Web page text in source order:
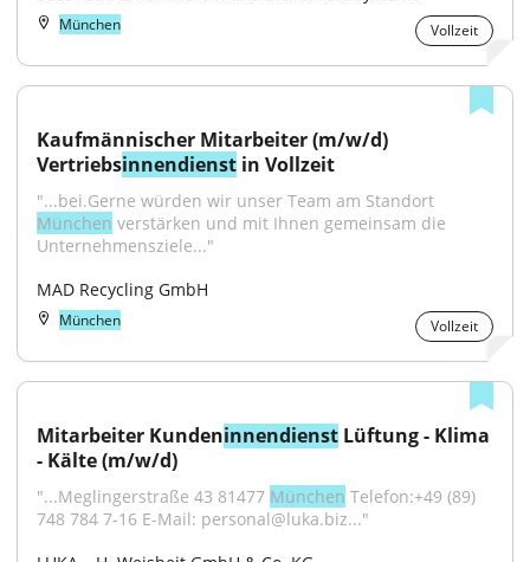
München Vollzeit
Kaufmännischer Mitarbeiter (m/w/d)
Vertriebsinnendienst in Vollzeit
München verstärken und mit Ihnen gemeinsam die
Unternehmensziele..."
MAD Recycling GmbH
München Vollzeit
Mitarbeiter Kundeninnendienst Lüftung - Klima
- Kälte (m/w/d)
"...Meglingerstraße 43 81477 München Telefon:+49 (89)
748 784 7-16 E-Mail: personal@luka.biz..."